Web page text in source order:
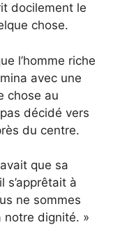
docilement le
chose.
l’homme riche
avec une
chose au
décidé vers
du centre.
que sa
s’apprêtait à
ne sommes
notre dignité. »